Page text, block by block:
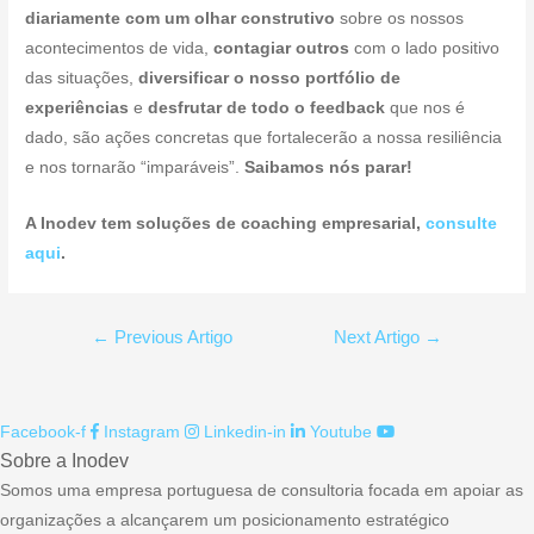
diariamente com um olhar construtivo sobre os nossos
acontecimentos de vida,contagiar outros com o lado positivo
das situações,diversificar o nosso portfólio de
experiênciasedesfrutar de todo o feedbackque nos é
dado, são ações concretas que fortalecerão a nossa resiliência
e nos tornarão “imparáveis”.Saibamos nós parar!
A Inodev tem soluções de coaching empresarial,consulte
aqui.
Navegação
← Previous Artigo Next Artigo →
Facebook-f Instagram Linkedin-in Youtube
Sobre a Inodev
Somos uma empresa portuguesa de consultoria focada em apoiar as
organizações a alcançarem um posicionamento estratégico